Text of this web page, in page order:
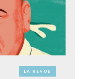
LA REVUE